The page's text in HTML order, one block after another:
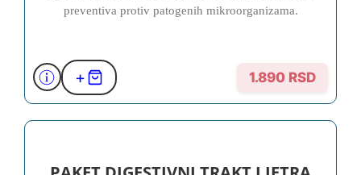
preventiva protiv patogenih mikroorganizama.
+ 1.890 RSD